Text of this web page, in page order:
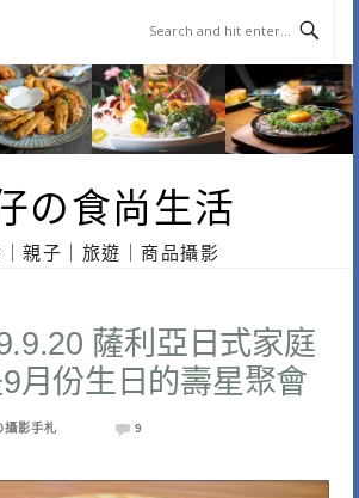
の食尚生活
親子｜旅遊｜商品攝影
薩利亞日式家庭
月份生日的壽星聚會
攝影手札 9